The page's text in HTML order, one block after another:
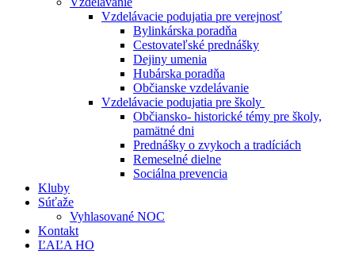
Vzdelávacie podujatia pre verejnosť
Bylinkárska poradňa
Cestovateľské prednášky
Dejiny umenia
Hubárska poradňa
Občianske vzdelávanie
Vzdelávacie podujatia pre školy
Občiansko- historické témy pre školy,
pamätné dni
Prednášky o zvykoch a tradíciách
Remeselné dielne
Sociálna prevencia
Kluby
Súťaže
Vyhlasované NOC
Kontakt
ĽAĽA HO